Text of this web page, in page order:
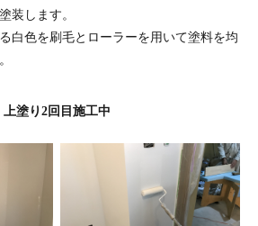
装します。
白色を刷毛とローラーを用いて塗料を均
上塗り2回目施工中